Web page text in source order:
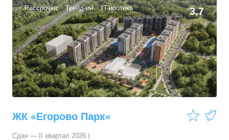
Рассрочка Трейд-ин IT-ипотека 3,7
ЖК «Егорово Парк»
Сдан — II квартал 2026 г.